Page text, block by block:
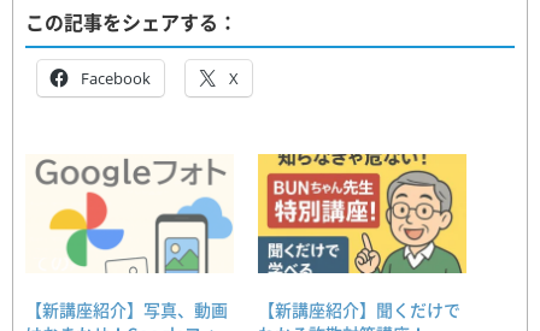
この記事をシェアする：
Facebook X
【新講座紹介】写真、動画
【新講座紹介】聞くだけで